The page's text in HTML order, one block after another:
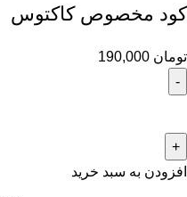
کود مخصوص کاکتوس
تومان
افزودن به سبد خرید